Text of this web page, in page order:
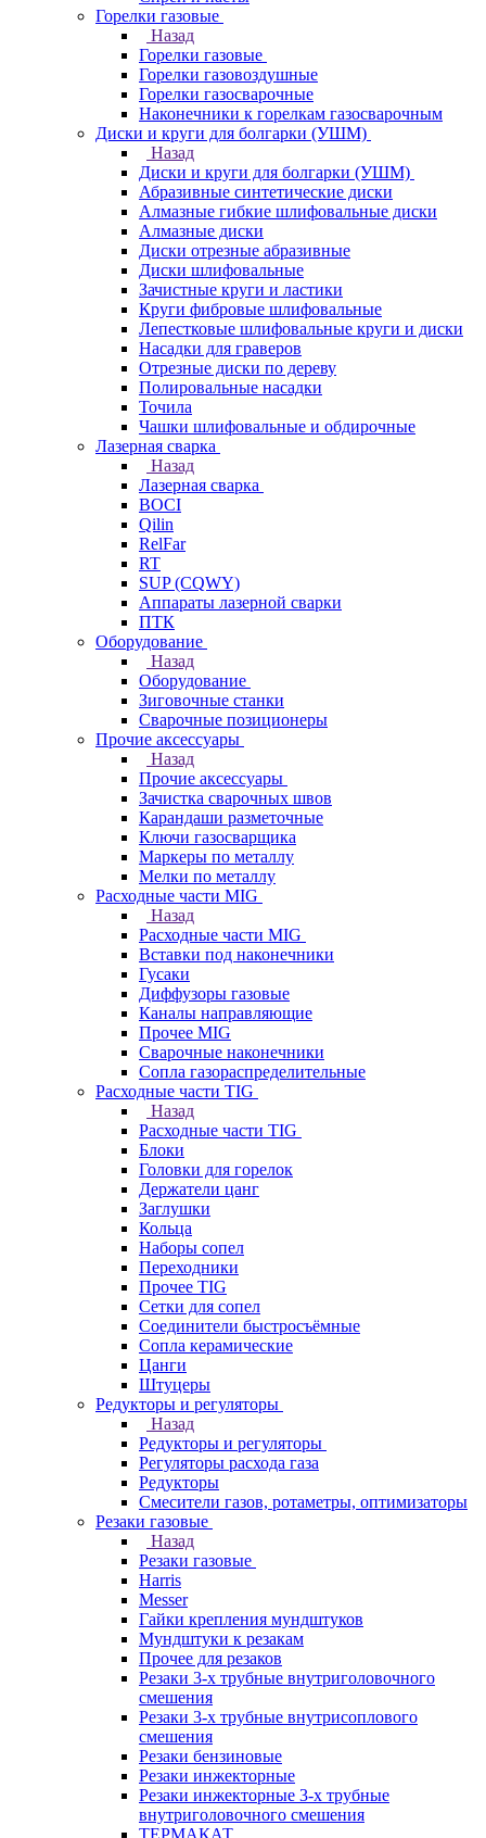
Горелки газовые
Назад
Горелки газовые
Горелки газовоздушные
Горелки газосварочные
Наконечники к горелкам газосварочным
Диски и круги для болгарки (УШМ)
Назад
Диски и круги для болгарки (УШМ)
Абразивные синтетические диски
Алмазные гибкие шлифовальные диски
Алмазные диски
Диски отрезные абразивные
Диски шлифовальные
Зачистные круги и ластики
Круги фибровые шлифовальные
Лепестковые шлифовальные круги и диски
Насадки для граверов
Отрезные диски по дереву
Полировальные насадки
Точила
Чашки шлифовальные и обдирочные
Лазерная сварка
Назад
Лазерная сварка
BOCI
Qilin
RelFar
RT
SUP (CQWY)
Аппараты лазерной сварки
ПТК
Оборудование
Назад
Оборудование
Зиговочные станки
Сварочные позиционеры
Прочие аксессуары
Назад
Прочие аксессуары
Зачистка сварочных швов
Карандаши разметочные
Ключи газосварщика
Маркеры по металлу
Мелки по металлу
Расходные части MIG
Назад
Расходные части MIG
Вставки под наконечники
Гусаки
Диффузоры газовые
Каналы направляющие
Прочее MIG
Сварочные наконечники
Сопла газораспределительные
Расходные части TIG
Назад
Расходные части TIG
Блоки
Головки для горелок
Держатели цанг
Заглушки
Кольца
Наборы сопел
Переходники
Прочее TIG
Сетки для сопел
Соединители быстросъёмные
Сопла керамические
Цанги
Штуцеры
Редукторы и регуляторы
Назад
Редукторы и регуляторы
Регуляторы расхода газа
Редукторы
Смесители газов, ротаметры, оптимизаторы
Резаки газовые
Назад
Резаки газовые
Harris
Messer
Гайки крепления мундштуков
Мундштуки к резакам
Прочее для резаков
Резаки 3-х трубные внутриголовочного
смешения
Резаки 3-х трубные внутрисоплового
смешения
Резаки бензиновые
Резаки инжекторные
Резаки инжекторные 3-х трубные
внутриголовочного смешения
ТЕРМАКАТ